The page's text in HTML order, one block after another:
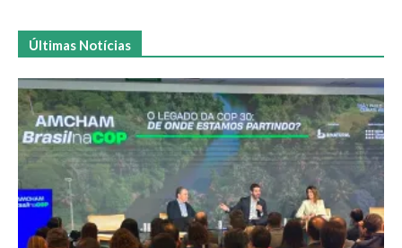
Últimas Notícias